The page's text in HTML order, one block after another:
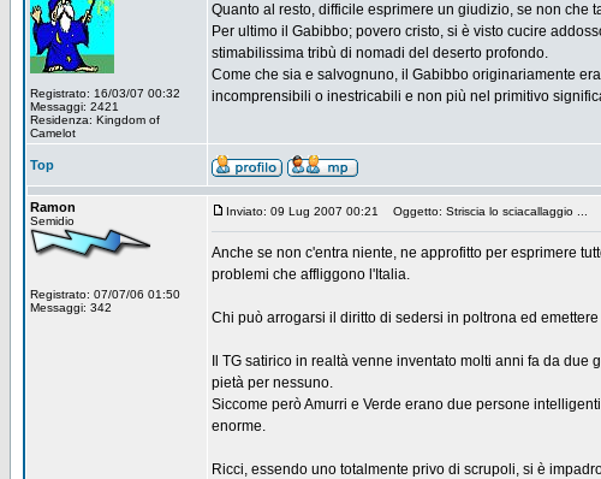
Registrato: 16/03/07 00:32
Messaggi: 2421
Residenza: Kingdom of
Camelot
Quanto al resto, difficile esprimere un giudizio, se non che
Per ultimo il Gabibbo; povero cristo, si è visto cucire
stimabilissima tribù di nomadi del deserto profondo.
Come che sia e salvognuno, il Gabibbo originariamente
incomprensibili o inestricabili e non più nel primitivo
Top
Ramon
Semidio
Registrato: 07/07/06 01:50
Messaggi: 342
Inviato: 09 Lug 2007 00:21 Oggetto: Striscia lo sciacallaggio ...
Anche se non c'entra niente, ne approfitto per esprimere
problemi che affliggono l'Italia.
Chi può arrogarsi il diritto di sedersi in poltrona ed
Il TG satirico in realtà venne inventato molti anni fa da
pietà per nessuno.
Siccome però Amurri e Verde erano due persone
enorme.
Ricci, essendo uno totalmente privo di scrupoli, si è